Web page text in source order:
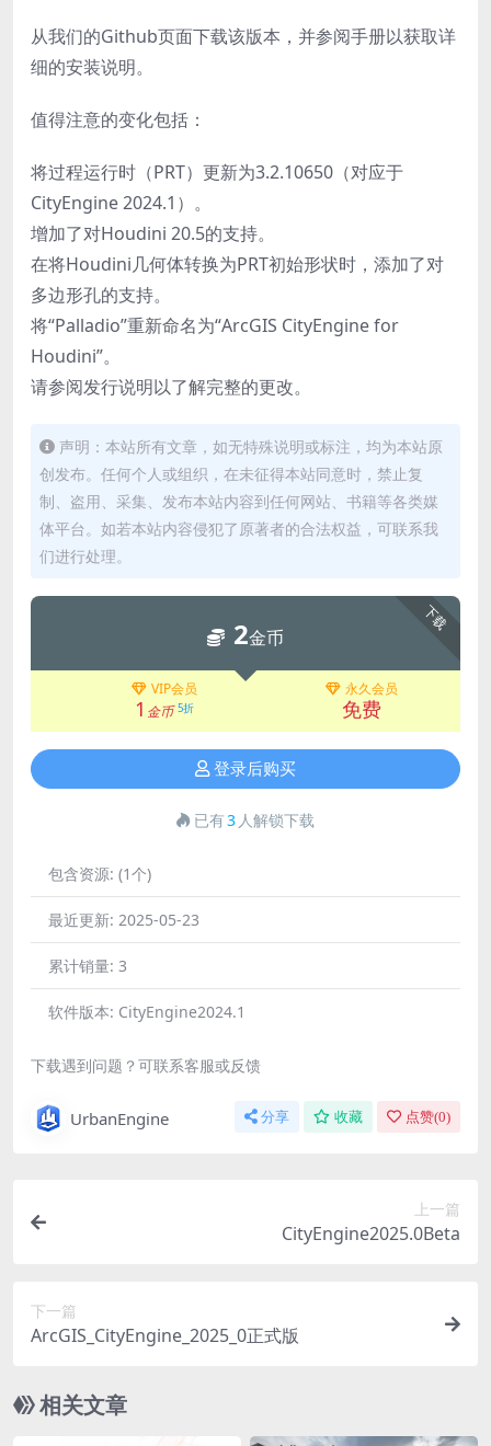
从我们的Github页面下载该版本，并参阅手册以获取详
细的安装说明。
值得注意的变化包括：
将过程运行时（PRT）更新为3.2.10650（对应于
CityEngine 2024.1）。
增加了对Houdini 20.5的支持。
在将Houdini几何体转换为PRT初始形状时，添加了对
多边形孔的支持。
将“Palladio”重新命名为“ArcGIS CityEngine for
Houdini”。
请参阅发行说明以了解完整的更改。
声明：本站所有文章，如无特殊说明或标注，均为本站原
创发布。任何个人或组织，在未征得本站同意时，禁止复
制、盗用、采集、发布本站内容到任何网站、书籍等各类媒
体平台。如若本站内容侵犯了原著者的合法权益，可联系我
们进行处理。
下载
2金币
VIP会员
1 金币 5折
永久会员
免费
登录后购买
已有3 人解锁下载
包含资源: (1个)
最近更新: 2025-05-23
累计销量: 3
软件版本: CityEngine2024.1
下载遇到问题？可联系客服或反馈
UrbanEngine 分享 收藏 点赞(0)
上一篇
CityEngine2025.0Beta
下一篇
ArcGIS_CityEngine_2025_0正式版
相关文章